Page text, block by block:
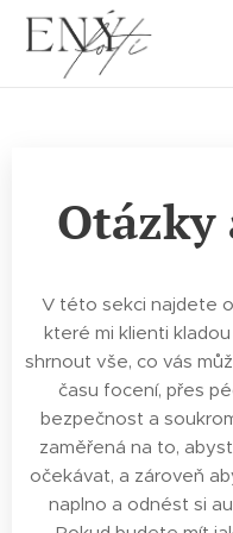
Otázky
V této sekci najdete
které mi klienti
shrnout vše, co vás
času focení, přes
bezpečnost a
zaměřená na to,
očekávat, a zároveň
naplno a odnést si